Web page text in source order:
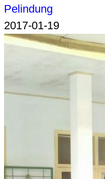
Pelindung
2017-01-19